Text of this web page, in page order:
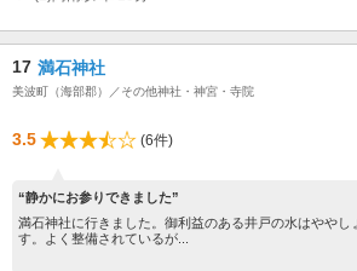
17 満石神社
美波町（海部郡）／その他神社・神宮・寺院
3.5 (6件)
“静かにお参りできました”
満石神社に行きました。御利益のある井戸の水はややし
す。よく整備されているが...